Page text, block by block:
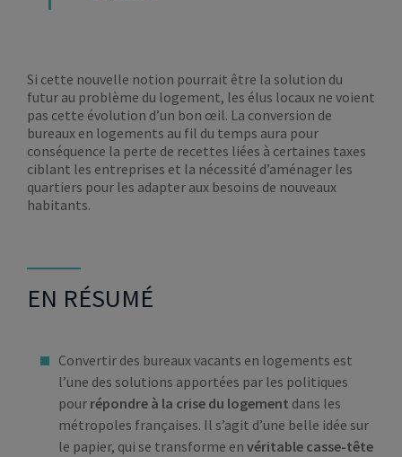
Si cette nouvelle notion pourrait être la solution du
futur au problème du logement, les élus locaux ne voient
pas cette évolution d’un bon œil. La conversion de
bureaux en logements au fil du temps aura pour
conséquence la perte de recettes liées à certaines taxes
ciblant les entreprises et la nécessité d’aménager les
quartiers pour les adapter aux besoins de nouveaux
habitants.
EN RÉSUMÉ
Convertir des bureaux vacants en logements est
l’une des solutions apportées par les politiques
pour répondre à la crise du logement dans les
métropoles françaises. Il s’agit d’une belle idée sur
le papier, qui se transforme en véritable casse-tête